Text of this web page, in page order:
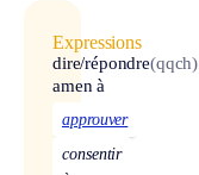
Expressions
dire/répondre
amen à
(qqch)
approuver
consentir